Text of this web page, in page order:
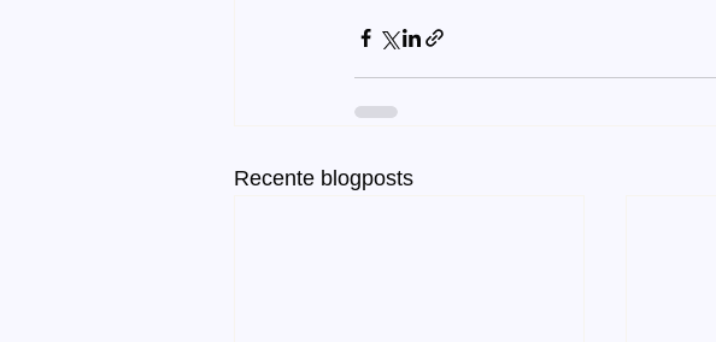
Recente blogposts